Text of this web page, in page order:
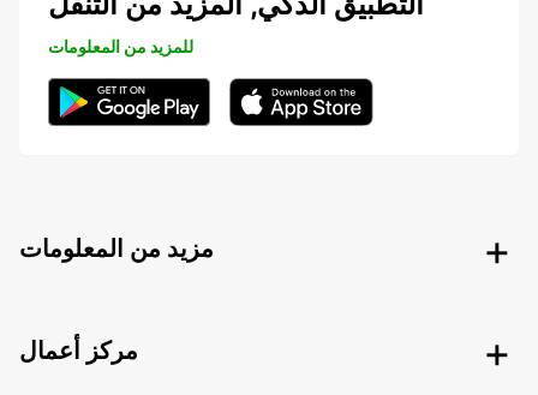
للمزيد من المعلومات
مزيد من المعلومات
مركز أعمال